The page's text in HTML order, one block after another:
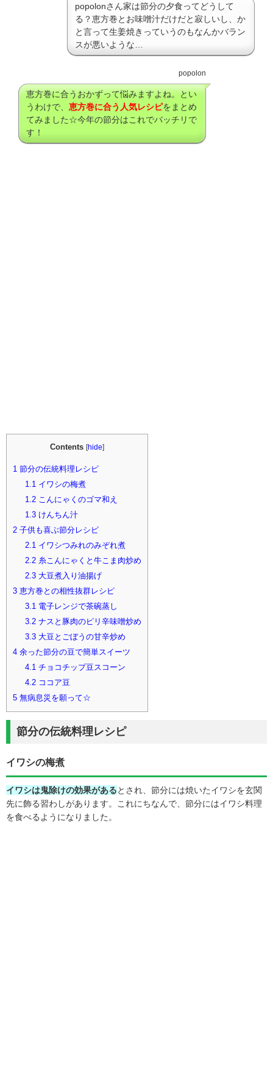
popolonさん家は節分の夕食ってどうして
る？恵方巻とお味噌汁だけだと寂しいし、か
と言って生姜焼きっていうのもなんかバラン
スが悪いような…
popolon
恵方巻に合うおかずって悩みますよね。とい
うわけで、 恵方巻に合う人気レシピをまとめ
てみました☆今年の節分はこれでバッチリで
す！
Contents [hide]
1 節分の伝統料理レシピ
1.1イワシの梅煮
1.2こんにゃくのゴマ和え
1.3けんちん汁
2 子供も喜ぶ節分レシピ
2.1イワシつみれのみぞれ煮
2.2糸こんにゃくと牛こま肉炒め
2.3大豆煮入り油揚げ
3 恵方巻との相性抜群レシピ
3.1電子レンジで茶碗蒸し
3.2ナスと豚肉のピリ辛味噌炒め
3.3大豆とごぼうの甘辛炒め
4 余った節分の豆で簡単スイーツ
4.1チョコチップ豆スコーン
4.2ココア豆
5 無病息災を願って☆
節分の伝統料理レシピ
イワシの梅煮
イワシは鬼除けの効果があるとされ、節分には焼いたイワシを玄関
先に飾る習わしがあります。これにちなんで、節分にはイワシ料理
を食べるようになりました。